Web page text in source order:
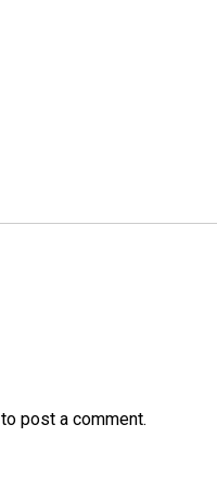
to post a comment.